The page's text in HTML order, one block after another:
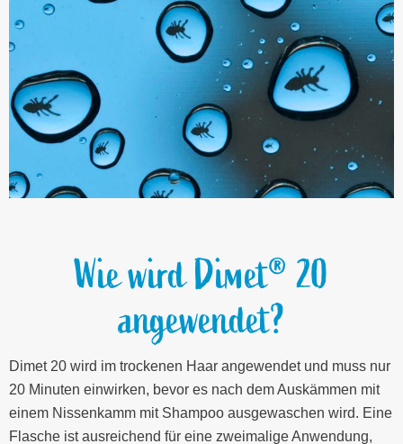
Wie wird Dimet® 20
angewendet?
Dimet 20 wird im trockenen Haar angewendet und muss nur
20 Minuten einwirken, bevor es nach dem Auskämmen mit
einem Nissenkamm mit Shampoo ausgewaschen wird. Eine
Flasche ist ausreichend für eine zweimalige Anwendung,